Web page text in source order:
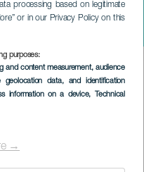
processing based on legitimate
or in our Privacy Policy on this
purposes:
and content measurement, audience
geolocation data, and identification
information on a device, Technical
→
Los